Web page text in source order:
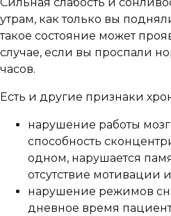
Сильная слабость и
утрам, как только вы
такое состояние может
случае, если вы проспали
часов.
Есть и другие признаки
нарушение работы
способность
одном, нарушается
отсутствие мотивации
нарушение режимов
дневное время